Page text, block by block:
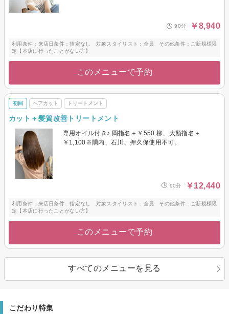
90分 ￥8,940
利用条件：来店日条件：指定なし 対象スタイリスト：全員 その他条件：ご新規様限
定【本店に行ったことがない方】
このメニューで予約
初回 ヘアカット トリートメント
カット＋髪質改善トリートメント
専用オイル付き♪ 岡指名＋￥550 柳、大類指名＋
￥1,100※隅内、石川、押久保使用不可。
90分 ￥12,440
利用条件：来店日条件：指定なし 対象スタイリスト：全員 その他条件：ご新規様限
定【本店に行ったことがない方】
このメニューで予約
すべてのメニューを見る
こだわり特集